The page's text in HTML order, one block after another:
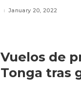
January 20, 2022
Vuelos de
Tonga tras